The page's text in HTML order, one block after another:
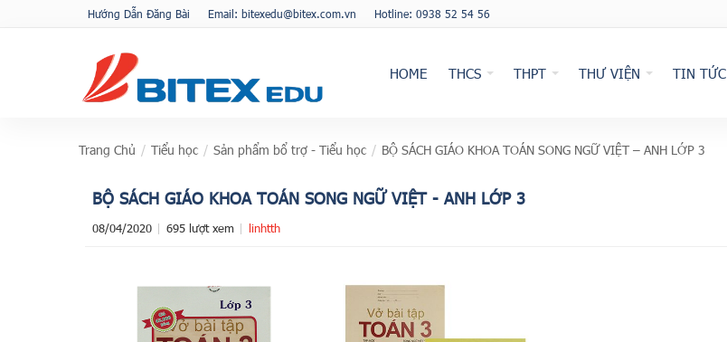
Hướng Dẫn Đăng Bài Email: bitexedu@bitex.com.vn Hotline: 0938 52 54 56
HOME THCS THPT THƯ VIỆN TIN TỨC
Trang Chủ / Tiểu học / Sản phẩm bổ trợ - Tiểu học / BỘ SÁCH GIÁO KHOA TOÁN SONG NGỮ VIỆT – ANH LỚP 3
BỘ SÁCH GIÁO KHOA TOÁN SONG NGỮ VIỆT - ANH LỚP 3
08/04/2020 695 lượt xem linhtth